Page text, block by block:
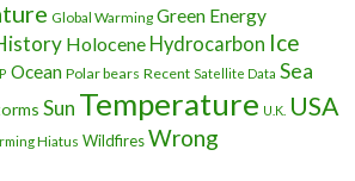
Global Warming Green Energy
Holocene Hydrocarbon Ice
Ocean Polar bears Recent Satellite Data Sea
Sun Temperature U.K. USA
Hiatus WildfiresWrong